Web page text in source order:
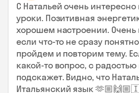
С Натальей очень интересно
уроки. Позитивная
хорошем настроении. Очень
если что-то не сразу
пройдем и повторим тему.
какой-то вопрос, с
подскажет. Видно, что
Итальянский язык